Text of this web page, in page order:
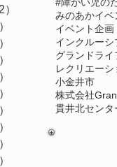
）
2件の記事
2件の記事
4件の記事
2件の記事
2件の記事
3件の記事
1件の記事
5件の記事
みのあかイベ
イベント企画
インクルーシ
グランドライ
レクリエーシ
小金井市
株式会社
貫井北センタ